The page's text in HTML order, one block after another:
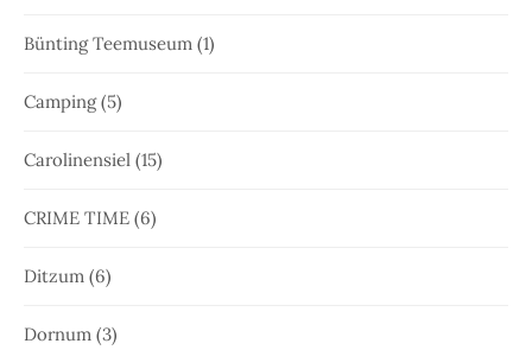
Bünting Teemuseum (1)
Camping(5)
Carolinensiel (15)
CRIME TIME (6)
Ditzum (6)
Dornum (3)